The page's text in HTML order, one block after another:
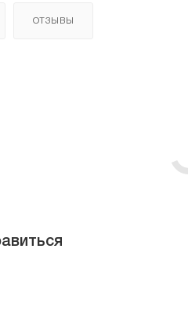
ОТЗЫВЫ